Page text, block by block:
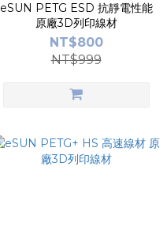
eSUN PETG ESD 抗靜電性能
原廠3D列印線材
NT$800
NT$999